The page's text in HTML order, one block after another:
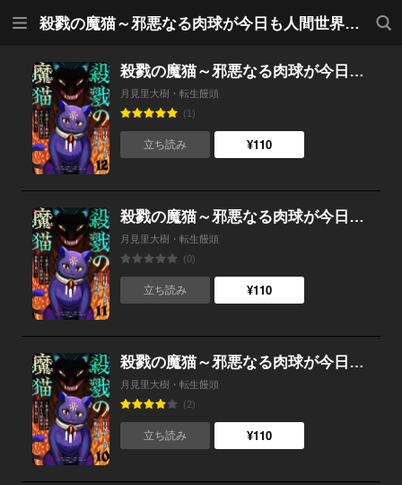
殺戮の魔猫～邪悪なる肉球が今日も人間世界に恐怖を刻む～
検索
殺戮の魔猫～邪悪なる肉球が今日も人間世界に恐怖を刻む～ 12
月見里大樹・転生饅頭
(1)
立ち読み ¥110
殺戮の魔猫～邪悪なる肉球が今日も人間世界に恐怖を刻む～ 11
月見里大樹・転生饅頭
(0)
立ち読み ¥110
殺戮の魔猫～邪悪なる肉球が今日も人間世界に恐怖を刻む～ 10
月見里大樹・転生饅頭
(2)
立ち読み ¥110